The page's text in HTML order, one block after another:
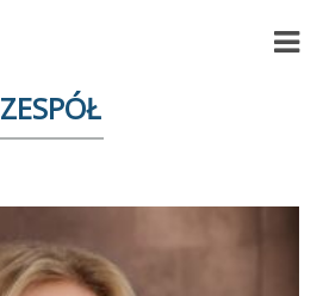
ZESPÓŁ